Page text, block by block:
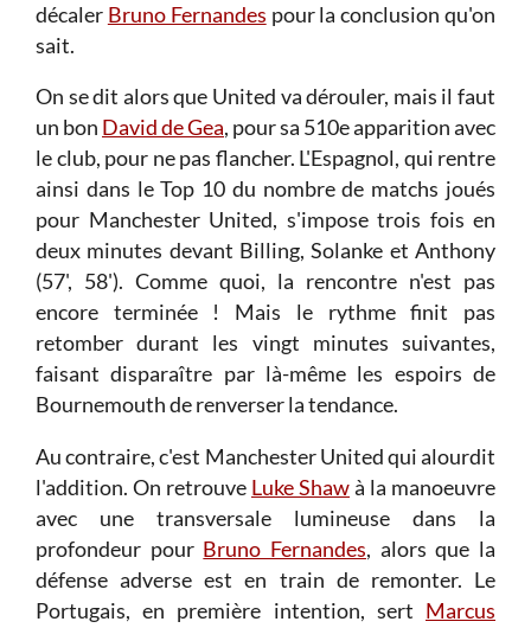
décaler Bruno Fernandes pour la conclusion qu'on
sait.
On se dit alors que United va dérouler, mais il faut
un bon David de Gea, pour sa 510e apparition avec
le club, pour ne pas flancher. L'Espagnol, qui rentre
ainsi dans le Top 10 du nombre de matchs joués
pour Manchester United, s'impose trois fois en
deux minutes devant Billing, Solanke et Anthony
(57', 58'). Comme quoi, la rencontre n'est pas
encore terminée ! Mais le rythme finit pas
retomber durant les vingt minutes suivantes,
faisant disparaître par là-même les espoirs de
Bournemouth de renverser la tendance.
Au contraire, c'est Manchester United qui alourdit
l'addition. On retrouve Luke Shawà la manoeuvre
avec une transversale lumineuse dans la
profondeur pour Bruno Fernandes, alors que la
défense adverse est en train de remonter. Le
Portugais, en première intention, sert Marcus